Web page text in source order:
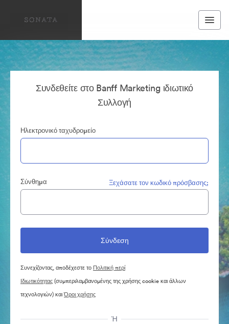
Συνδεθείτε στο Banff Marketing ιδιωτικό
Συλλογή
Ηλεκτρονικό ταχυδρομείο
Σύνθημα Ξεχάσατε τον κωδικό πρόσβασης;
Συνεχίζοντας, αποδέχεστε το Πολιτική περί
Ιδιωτικότητας(συμπεριλαμβανομένης της χρήσης cookie και άλλων
τεχνολογιών) καιΌροι χρήσης
Ή